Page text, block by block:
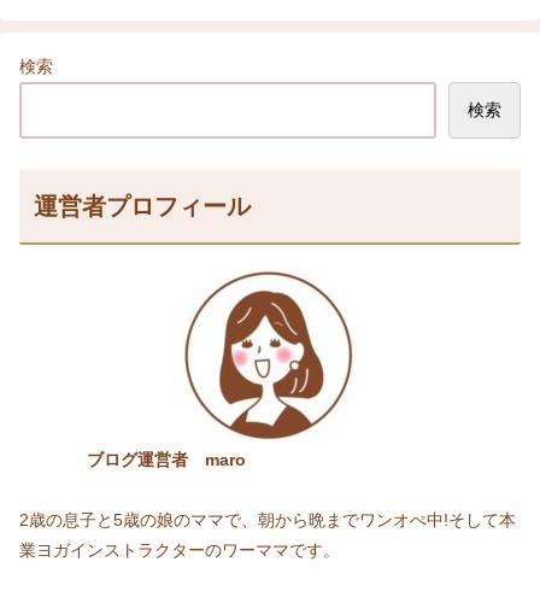
検索
検索
運営者プロフィール
ブログ運営者 maro
2歳の息子と5歳の娘のママで、朝から晩までワンオぺ中!そして本
業ヨガインストラクターのワーママです。